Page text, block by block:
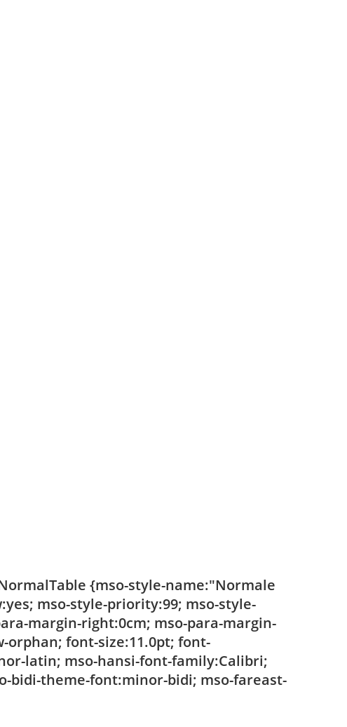
{mso-style-name:"Normale
mso-style-priority:99; mso-style-
margin-right:0cm; mso-para-margin-
orphan; font-size:11.0pt; font-
latin; mso-hansi-font-family:Calibri;
bidi-theme-font:minor-bidi; mso-fareast-